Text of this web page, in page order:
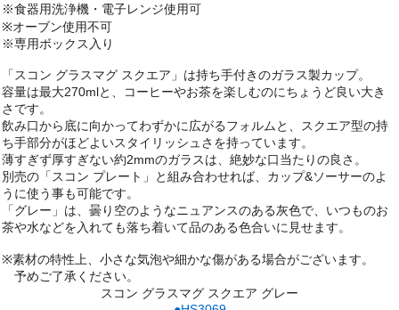
※食器用洗浄機・電子レンジ使用可
※オーブン使用不可
※専用ボックス入り
「スコン グラスマグ スクエア」は持ち手付きのガラス製カップ。
容量は最大270mlと、コーヒーやお茶を楽しむのにちょうど良い大き
さです。
飲み口から底に向かってわずかに広がるフォルムと、スクエア型の持
ち手部分がほどよいスタイリッシュさを持っています。
薄すぎず厚すぎない約2mmのガラスは、絶妙な口当たりの良さ。
別売の「スコン プレート」と組み合わせれば、カップ&ソーサーのよ
うに使う事も可能です。
「グレー」は、曇り空のようなニュアンスのある灰色で、いつものお
茶や水などを入れても落ち着いて品のある色合いに見せます。
※素材の特性上、小さな気泡や細かな傷がある場合がございます。
予めご了承ください。
スコン グラスマグ スクエア グレー